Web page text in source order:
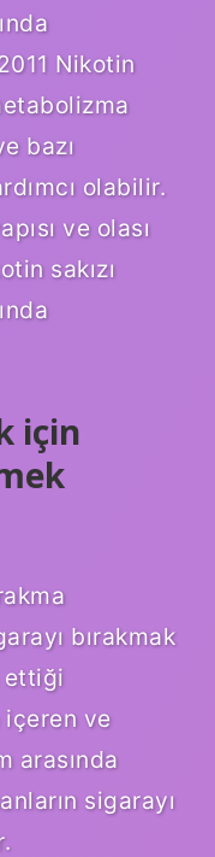
Nikotin
bazı
olabilir.
ve olası
sakızı
için
bırakmak
ettiği
ve
arasında
sigarayı